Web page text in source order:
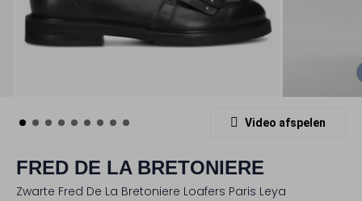
Video afspelen
FRED DE LA BRETONIERE
Zwarte Fred De La Bretoniere Loafers Paris Leya